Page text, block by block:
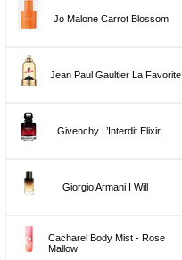
Jo Malone Carrot Blossom
Jean Paul Gaultier La Favorite
Givenchy L’Interdit Elixir
Giorgio Armani I Will
Cacharel Body Mist - Rose
Mallow